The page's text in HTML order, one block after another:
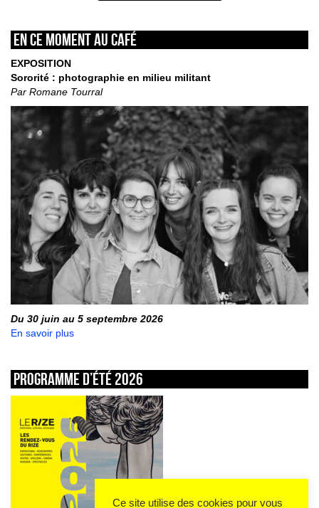
En ce moment au café
EXPOSITION
Sororité : photographie en milieu militant
Par Romane Tourral
Du 30 juin au 5 septembre 2026
En savoir plus
Programme d’été 2026
Ce site utilise des cookies pour vous